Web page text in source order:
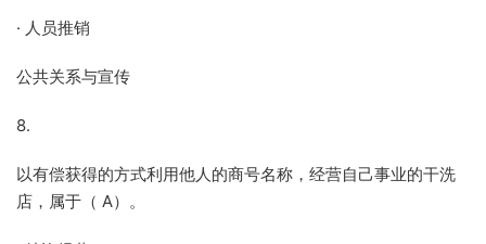
· 人员推销
公共关系与宣传
8.
以有偿获得的方式利用他人的商号名称，经营自己事业的干洗
店，属于（ A）。